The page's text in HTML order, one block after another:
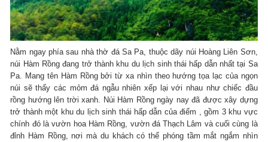
Nằm ngay phía sau nhà thờ đá Sa Pa, thuộc dãy núi Hoàng Liên Sơn,
núi Hàm Rồng đang trở thành khu du lịch sinh thái hấp dẫn nhất tại Sa
Pa. Mang tên Hàm Rồng bởi từ xa nhìn theo hướng tọa lạc của ngọn
núi sẽ thấy các mỏm đá ngẫu nhiên xếp lại với nhau như chiếc đầu
rồng hướng lên trời xanh. Núi Hàm Rồng ngày nay đã được xây dựng
trở thành một khu du lịch sinh thái hấp dẫn của điểm , gồm 3 khu vực
chính đó là vườn hoa Hàm Rồng, vườn đá Thạch Lâm và cuối cùng là
đỉnh Hàm Rồng, nơi mà du khách có thể phóng tầm mắt ngắm nhìn